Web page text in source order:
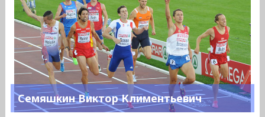
Семяшкин Виктор Климентьевич